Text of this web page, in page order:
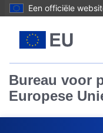
Een officiële
Bureau voor
Europese